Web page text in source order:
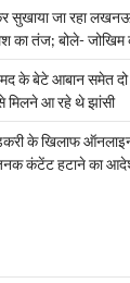
सुखाया जा रहा
तंज; बोले- जोखिम
के बेटे आबान समेत दो
मिलने आ रहे थे झांसी
के खिलाफ ऑनलाइन
कंटेंट हटाने का